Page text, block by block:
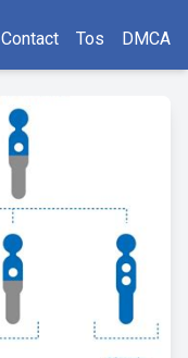
Contact Tos DMCA